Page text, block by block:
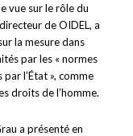
vue sur le rôle du
de OIDEL, a
la mesure dans
par les « normes
l’État », comme
droits de l’homme.
a présenté en